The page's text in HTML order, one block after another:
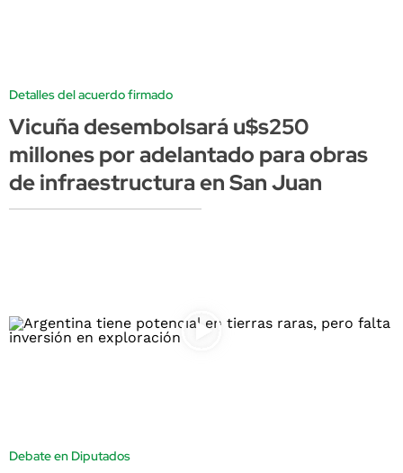
Detalles del acuerdo firmado
Vicuña desembolsará u$s250
millones por adelantado para obras
de infraestructura en San Juan
Debate en Diputados